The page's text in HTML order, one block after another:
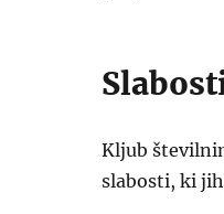
Kljub
slabosti, ki